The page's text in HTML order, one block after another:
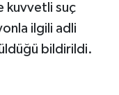
kuvvetli suç
ilgili adli
bildirildi.